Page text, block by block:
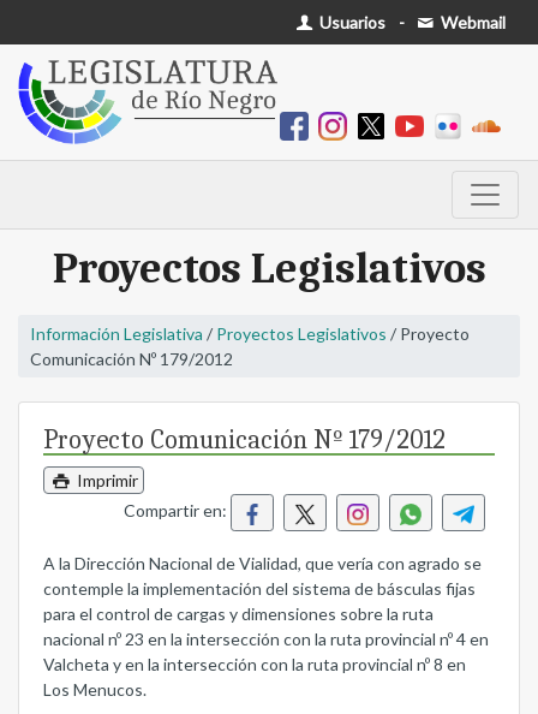
Usuarios - Webmail
Proyectos Legislativos
Información Legislativa / Proyectos Legislativos / Proyecto
Comunicación Nº 179/2012
Proyecto Comunicación Nº 179/2012
Imprimir
Compartir en:
A la Dirección Nacional de Vialidad, que vería con agrado se
contemple la implementación del sistema de básculas fijas
para el control de cargas y dimensiones sobre la ruta
nacional nº 23 en la intersección con la ruta provincial nº 4 en
Valcheta y en la intersección con la ruta provincial nº 8 en
Los Menucos.